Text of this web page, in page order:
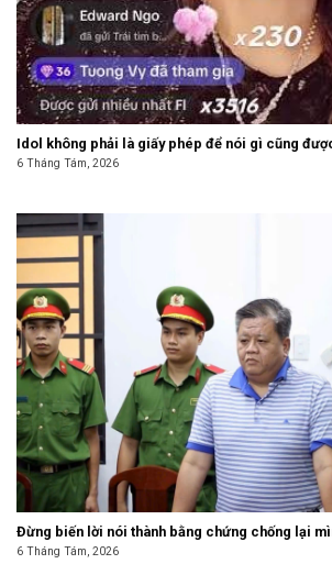
Idol không phải là giấy phép để nói gì cũng
6 Tháng Tám, 2026
Đừng biến lời nói thành bằng chứng chống lại
6 Tháng Tám, 2026